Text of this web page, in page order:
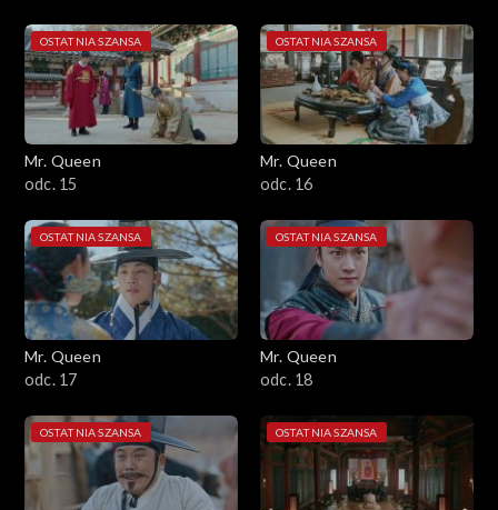
OSTATNIA SZANSA
Mr. Queen
odc. 15
OSTATNIA SZANSA
Mr. Queen
odc. 16
OSTATNIA SZANSA
Mr. Queen
odc. 17
OSTATNIA SZANSA
Mr. Queen
odc. 18
OSTATNIA SZANSA OSTATNIA SZANSA